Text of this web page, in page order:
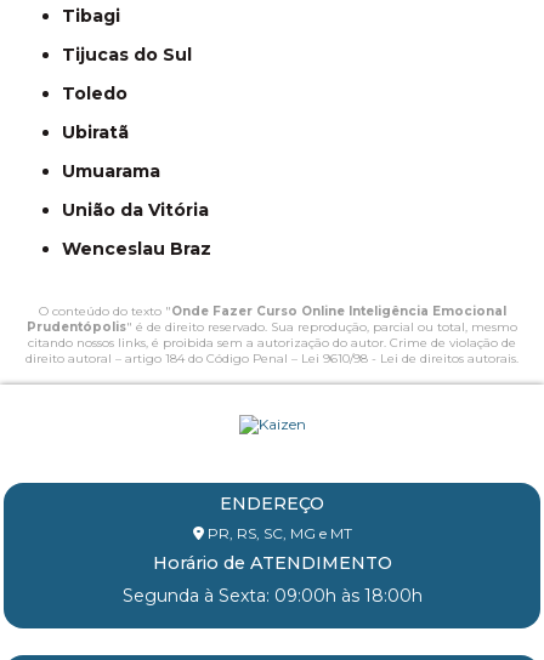
Tibagi
Tijucas do Sul
Toledo
Ubiratã
Umuarama
União da Vitória
Wenceslau Braz
O conteúdo do texto "Onde Fazer Curso Online Inteligência Emocional
Prudentópolis" é de direito reservado. Sua reprodução, parcial ou total, mesmo
citando nossos links, é proibida sem a autorização do autor. Crime de violação de
direito autoral – artigo 184 do Código Penal – Lei 9610/98 - Lei de direitos autorais.
ENDEREÇO
PR, RS, SC, MG e MT
Horário de ATENDIMENTO
Segunda à Sexta: 09:00h às 18:00h